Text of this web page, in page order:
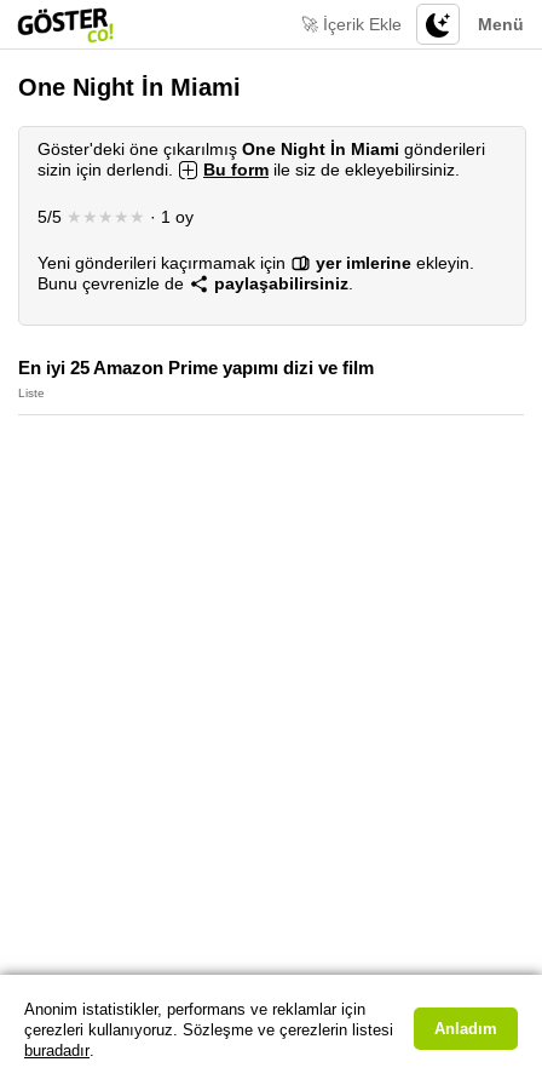
Menü
🚀 İçerik Ekle
One Night İn Miami
Göster'deki öne çıkarılmış One Night İn Miami gönderileri
sizin için derlendi.
Bu form ile siz de ekleyebilirsiniz.
5/5 ★★★★★ · 1 oy
Yeni gönderileri kaçırmamak için yer imlerine ekleyin.
Bunu çevrenizle de
paylaşabilirsiniz
En iyi 25 Amazon Prime yapımı dizi ve film
Liste
Anonim istatistikler, performans ve reklamlar için
çerezleri kullanıyoruz. Sözleşme ve çerezlerin listesi
buradadır.
Anladım